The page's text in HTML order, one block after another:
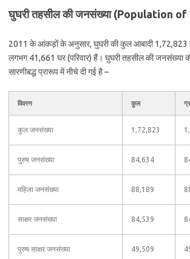
घुघरी तहसील की जनसंख्या (Population
2011 के आंकड़ों के अनुसार, घुघरी की कुल आबादी 1,72,823
लगभग 41,661 घर (परिवार) हैं। घुघरी तहसील की जनसंख्या
सारणीबद्ध प्रारूप में नीचे दी गई है –
विवरण कुल
कुल जनसंख्या 1,72,823
पुरुष जनसंख्या 84,634
महिला जनसंख्या 88,189
साक्षर जनसंख्या 84,539
पुरुष साक्षर जनसंख्या 49,509